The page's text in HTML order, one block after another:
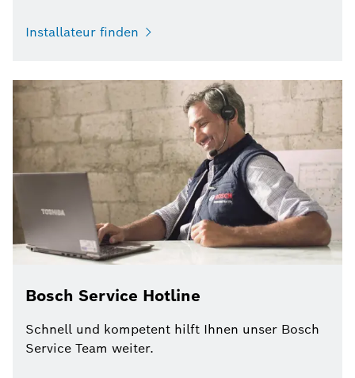
Installateur finden
Bosch Service Hotline
Schnell und kompetent hilft Ihnen unser Bosch
Service Team weiter.